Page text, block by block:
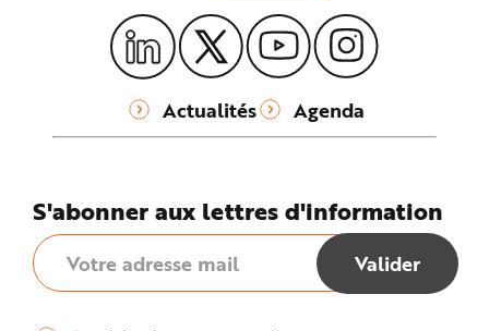
Actualités Agenda
S'abonner aux lettres d'information